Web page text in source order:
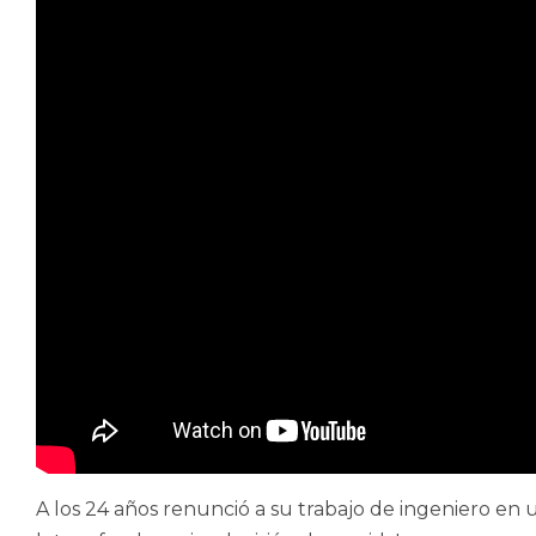
A los 24 años renunció a su trabajo de ingeniero